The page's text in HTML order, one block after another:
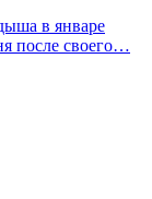
в январе
после своего…